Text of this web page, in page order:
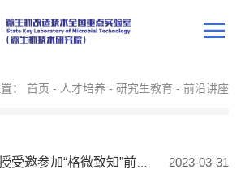
： 首页 - 人才培养 - 研究生教育 - 前沿讲座
2023-03-31
邀参加“格微致知”前沿讲座